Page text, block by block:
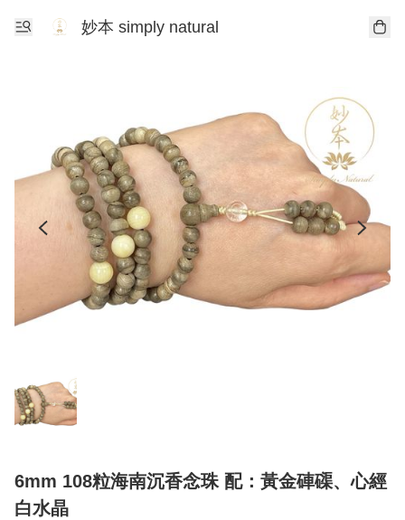
妙本 simply natural
6mm 108粒海南沉香念珠 配：黃金硨磲、心經
白水晶